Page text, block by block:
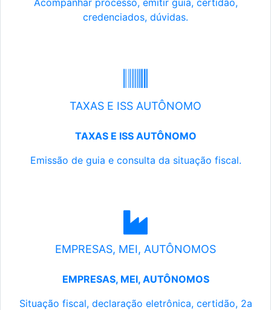
Acompanhar processo, emitir guia, certidão,
credenciados, dúvidas.
TAXAS E ISS AUTÔNOMO
TAXAS E ISS AUTÔNOMO
Emissão de guia e consulta da situação fiscal.
EMPRESAS, MEI, AUTÔNOMOS
EMPRESAS, MEI, AUTÔNOMOS
Situação fiscal, declaração eletrônica, certidão, 2a